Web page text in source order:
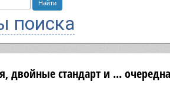
поиска
двойные стандарт и ...